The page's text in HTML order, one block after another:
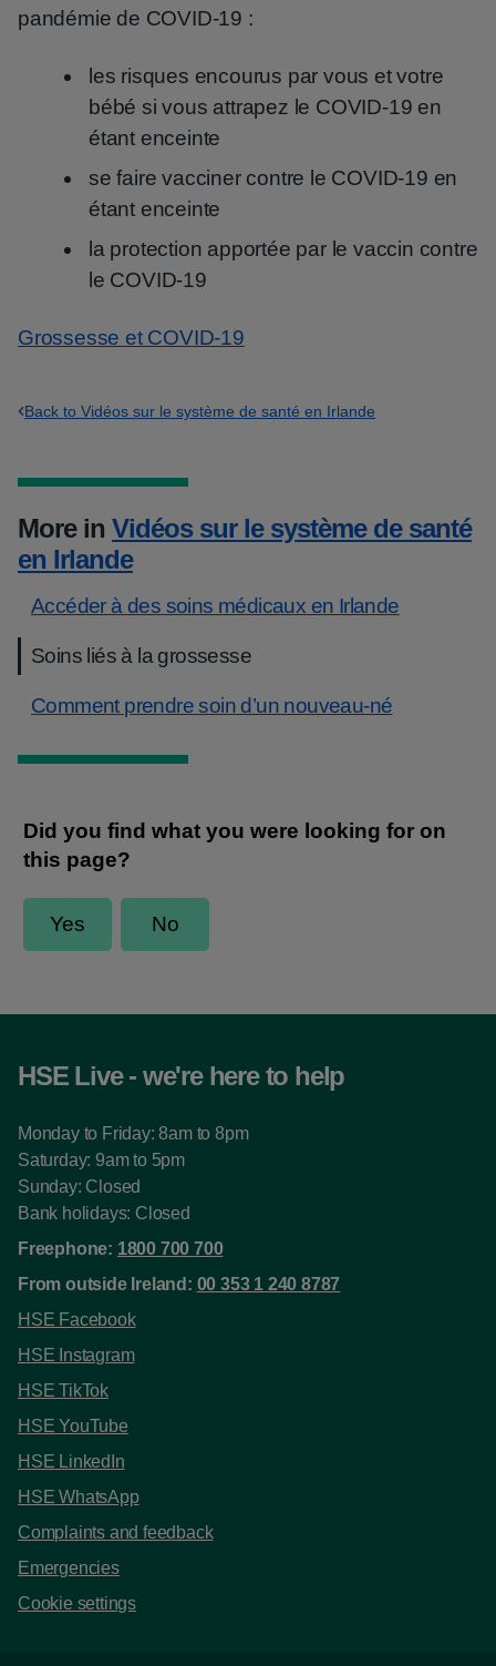
pandémie de COVID-19 :
les risques encourus par vous et votre
bébé si vous attrapez le COVID-19 en
étant enceinte
se faire vacciner contre le COVID-19 en
étant enceinte
la protection apportée par le vaccin contre
le COVID-19
Grossesse et COVID-19
Back to Vidéos sur le système de santé en Irlande
More in Vidéos sur le système de santé
en Irlande
Accéder à des soins médicaux en Irlande
Soins liés à la grossesse
Comment prendre soin d’un nouveau-né
HSE Live - we're here to help
Monday to Friday: 8am to 8pm
Saturday: 9am to 5pm
Sunday: Closed
Bank holidays: Closed
Freephone: 1800 700 700
From outside Ireland: 00 353 1 240 8787
HSE Facebook
HSE Instagram
HSE TikTok
HSE YouTube
HSE LinkedIn
HSE WhatsApp
Complaints and feedback
Emergencies
Cookie settings